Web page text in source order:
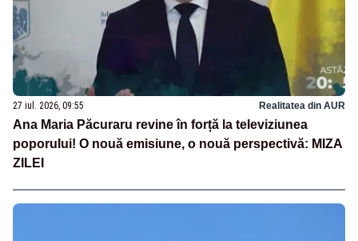
27 iul. 2026, 09:55 Realitatea din AUR
Ana Maria Păcuraru revine în forță la televiziunea
poporului! O nouă emisiune, o nouă perspectivă: MIZA
ZILEI